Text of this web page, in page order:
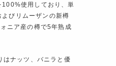
100%使用しており、単
びリムーザンの新樽
ニア産の樽で5年熟成
ナッツ、バニラと優